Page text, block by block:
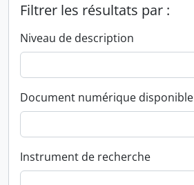
Filtrer les résultats par :
Niveau de description
Document numérique disponible
Instrument de recherche